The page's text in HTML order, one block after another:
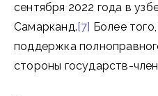
сентября 2022 года в
Самарканд.[7] Более
поддержка
стороны государств-